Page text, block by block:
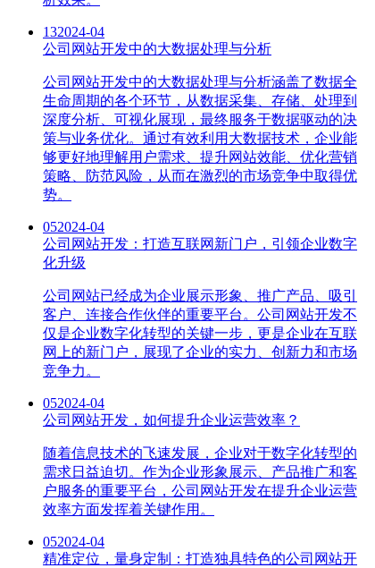
132024-04
公司网站开发中的大数据处理与分析
公司网站开发中的大数据处理与分析涵盖了数据全
生命周期的各个环节，从数据采集、存储、处理到
深度分析、可视化展现，最终服务于数据驱动的决
策与业务优化。通过有效利用大数据技术，企业能
够更好地理解用户需求、提升网站效能、优化营销
策略、防范风险，从而在激烈的市场竞争中取得优
势。
052024-04
公司网站开发：打造互联网新门户，引领企业数字
化升级
公司网站已经成为企业展示形象、推广产品、吸引
客户、连接合作伙伴的重要平台。公司网站开发不
仅是企业数字化转型的关键一步，更是企业在互联
网上的新门户，展现了企业的实力、创新力和市场
竞争力。
052024-04
公司网站开发，如何提升企业运营效率？
随着信息技术的飞速发展，企业对于数字化转型的
需求日益迫切。作为企业形象展示、产品推广和客
户服务的重要平台，公司网站开发在提升企业运营
效率方面发挥着关键作用。
052024-04
精准定位，量身定制：打造独具特色的公司网站开